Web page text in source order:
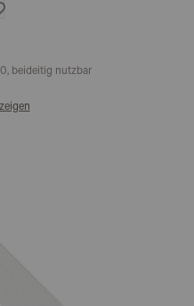
beideitig nutzbar